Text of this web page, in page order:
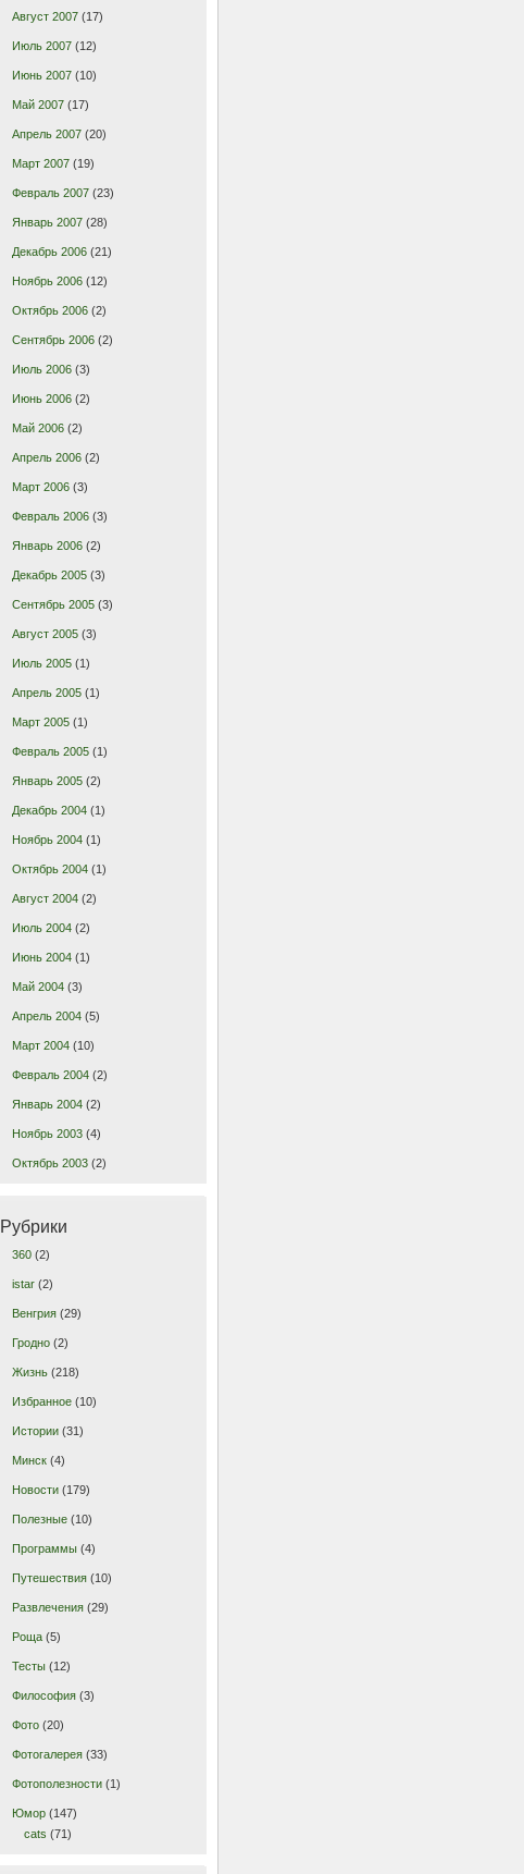
Август 2007(17)
Июль 2007(12)
Июнь 2007(10)
Май 2007(17)
Апрель 2007(20)
Март 2007(19)
Февраль 2007(23)
Январь 2007(28)
Декабрь 2006(21)
Ноябрь 2006(12)
Октябрь 2006(2)
Сентябрь 2006(2)
Июль 2006(3)
Июнь 2006(2)
Май 2006(2)
Апрель 2006(2)
Март 2006(3)
Февраль 2006(3)
Январь 2006(2)
Декабрь 2005(3)
Сентябрь 2005(3)
Август 2005(3)
Июль 2005(1)
Апрель 2005(1)
Март 2005(1)
Февраль 2005(1)
Январь 2005(2)
Декабрь 2004(1)
Ноябрь 2004(1)
Октябрь 2004(1)
Август 2004(2)
Июль 2004(2)
Июнь 2004(1)
Май 2004(3)
Апрель 2004(5)
Март 2004(10)
Февраль 2004(2)
Январь 2004(2)
Ноябрь 2003(4)
Октябрь 2003(2)
Рубрики
360(2)
istar(2)
Венгрия(29)
Гродно(2)
Жизнь(218)
Избранное(10)
Истории(31)
Минск(4)
Новости(179)
Полезные(10)
Программы(4)
Путешествия(10)
Развлечения(29)
Роща(5)
Тесты(12)
Философия(3)
Фото(20)
Фотогалерея(33)
Фотополезности(1)
Юмор(147)
cats (71)